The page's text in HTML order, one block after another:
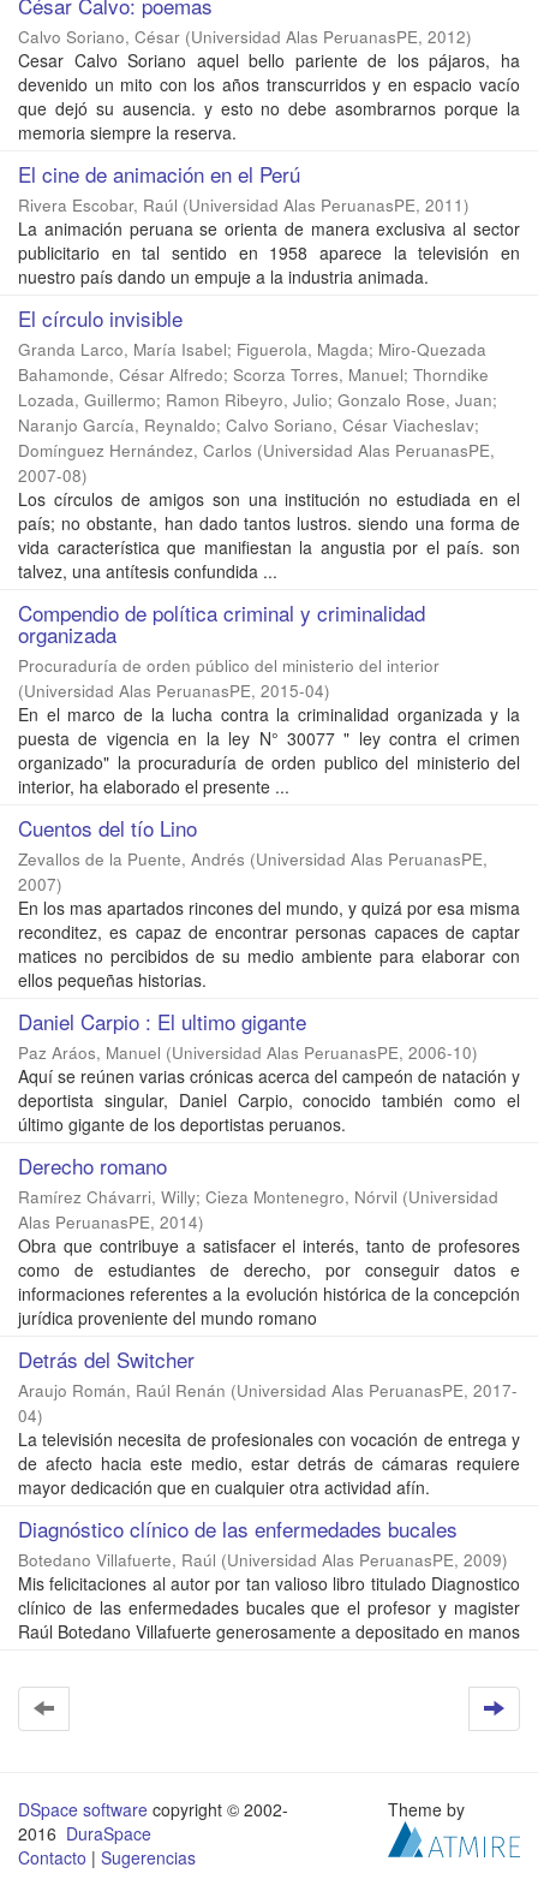
Calvo Soriano, César (Universidad Alas PeruanasPE, 2012)
Cesar Calvo Soriano aquel bello pariente de los pájaros, ha
devenido un mito con los años transcurridos y en espacio vacío
que dejó su ausencia. y esto no debe asombrarnos porque la
memoria siempre la reserva.
El cine de animación en el Perú
Rivera Escobar, Raúl (Universidad Alas PeruanasPE, 2011)
La animación peruana se orienta de manera exclusiva al sector
publicitario en tal sentido en 1958 aparece la televisión en
nuestro país dando un empuje a la industria animada.
El círculo invisible
Granda Larco, María Isabel; Figuerola, Magda; Miro-Quezada
Bahamonde, César Alfredo; Scorza Torres, Manuel; Thorndike
Lozada, Guillermo; Ramon Ribeyro, Julio; Gonzalo Rose, Juan;
Naranjo García, Reynaldo; Calvo Soriano, César Viacheslav;
Domínguez Hernández, Carlos (Universidad Alas PeruanasPE,
2007-08)
Los círculos de amigos son una institución no estudiada en el
país; no obstante, han dado tantos lustros. siendo una forma de
vida característica que manifiestan la angustia por el país. son
talvez, una antítesis confundida ...
Compendio de política criminal y criminalidad
organizada
Procuraduría de orden público del ministerio del interior
(Universidad Alas PeruanasPE, 2015-04)
En el marco de la lucha contra la criminalidad organizada y la
puesta de vigencia en la ley N° 30077 " ley contra el crimen
organizado" la procuraduría de orden publico del ministerio del
interior, ha elaborado el presente ...
Cuentos del tío Lino
Zevallos de la Puente, Andrés (Universidad Alas PeruanasPE,
2007)
En los mas apartados rincones del mundo, y quizá por esa misma
reconditez, es capaz de encontrar personas capaces de captar
matices no percibidos de su medio ambiente para elaborar con
ellos pequeñas historias.
Daniel Carpio : El ultimo gigante
Paz Aráos, Manuel (Universidad Alas PeruanasPE, 2006-10)
Aquí se reúnen varias crónicas acerca del campeón de natación y
deportista singular, Daniel Carpio, conocido también como el
último gigante de los deportistas peruanos.
Derecho romano
Ramírez Chávarri, Willy; Cieza Montenegro, Nórvil (Universidad
Alas PeruanasPE, 2014)
Obra que contribuye a satisfacer el interés, tanto de profesores
como de estudiantes de derecho, por conseguir datos e
informaciones referentes a la evolución histórica de la concepción
jurídica proveniente del mundo romano
Detrás del Switcher
Araujo Román, Raúl Renán (Universidad Alas PeruanasPE, 2017-
04)
La televisión necesita de profesionales con vocación de entrega y
de afecto hacia este medio, estar detrás de cámaras requiere
mayor dedicación que en cualquier otra actividad afín.
Diagnóstico clínico de las enfermedades bucales
Botedano Villafuerte, Raúl (Universidad Alas PeruanasPE, 2009)
Mis felicitaciones al autor por tan valioso libro titulado Diagnostico
clínico de las enfermedades bucales que el profesor y magister
Raúl Botedano Villafuerte generosamente a depositado en manos
DSpace software copyright © 2002-
2016 DuraSpace
Contacto | Sugerencias
Theme by